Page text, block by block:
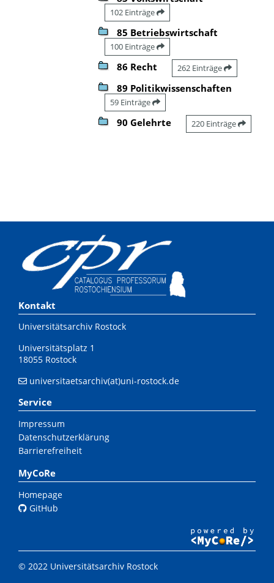
102 Einträge
85 Betriebswirtschaft
100 Einträge
86 Recht 262 Einträge
89 Politikwissenschaften
59 Einträge
90 Gelehrte 220 Einträge
Kontakt
Universitätsarchiv Rostock
Universitätsplatz 1
18055 Rostock
universitaetsarchiv(at)uni-rostock.de
Service
Impressum
Datenschutzerklärung
Barrierefreiheit
MyCoRe
Homepage
GitHub
© 2022 Universitätsarchiv Rostock